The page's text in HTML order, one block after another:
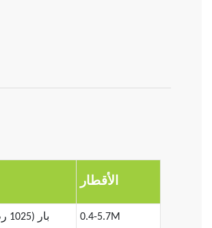
الأقطار
0.69-1.72 بار (1025 رطل لكل بوصة مربعة) 0.4-5.7M